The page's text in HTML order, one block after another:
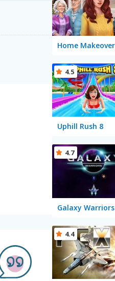
Uphill Rush 8
4.5
Galaxy Warriors
4.7
4.4